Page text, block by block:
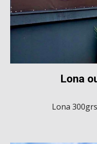
Lona
Lona